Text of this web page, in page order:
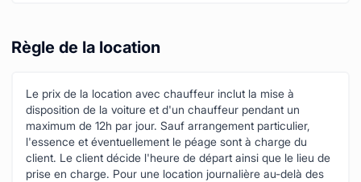
Règle de la location
Le prix de la location avec chauffeur inclut la mise à
disposition de la voiture et d'un chauffeur pendant un
maximum de 12h par jour. Sauf arrangement particulier,
l'essence et éventuellement le péage sont à charge du
client. Le client décide l'heure de départ ainsi que le lieu de
prise en charge. Pour une location journalière au-delà des